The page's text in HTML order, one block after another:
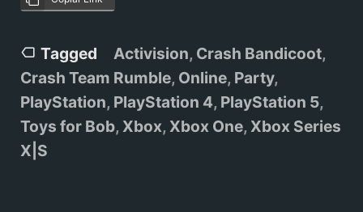
Tagged Activision, Crash Bandicoot,
Crash Team Rumble, Online, Party,
PlayStation, PlayStation 4, PlayStation 5,
Toys for Bob, Xbox, Xbox One, Xbox Series
X|S